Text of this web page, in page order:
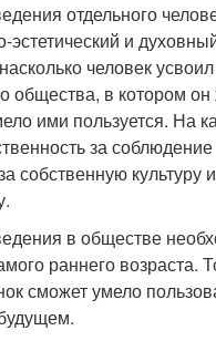
отдельного
эстетический и
человек
общества, в котором он
ими пользуется. На
за
собственную культуру
в обществе
раннего возраста.
сможет умело